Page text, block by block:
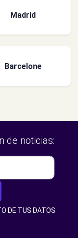
Madrid
Barcelone
de noticias:
DE TUS DATOS